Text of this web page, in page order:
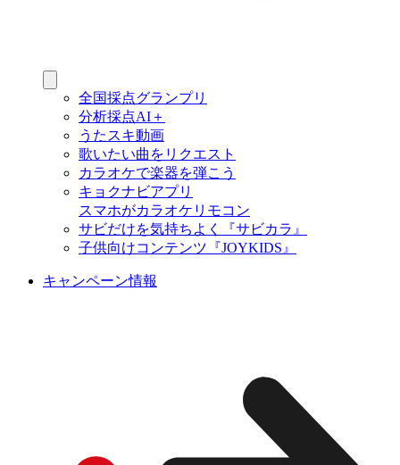
全国採点グランプリ
分析採点AI＋
うたスキ動画
歌いたい曲をリクエスト
カラオケで楽器を弾こう
キョクナビアプリ
スマホがカラオケリモコン
サビだけを気持ちよく『サビカラ』
子供向けコンテンツ『JOYKIDS』
キャンペーン情報